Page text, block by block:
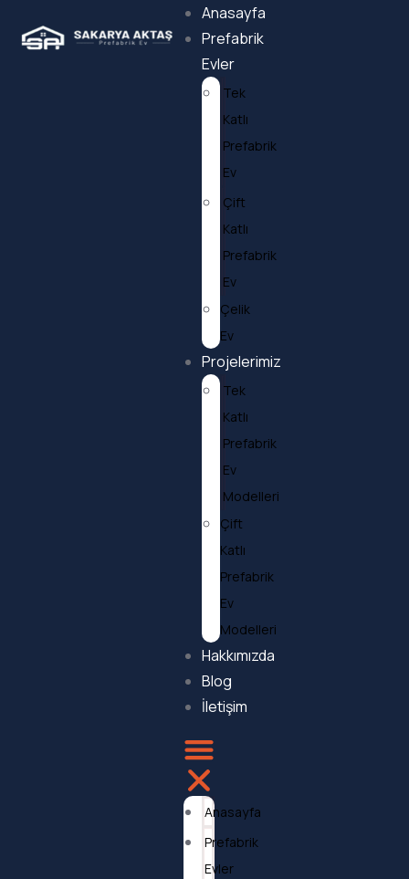
Anasayfa
Prefabrik
Evler
Tek
Katlı
Prefabrik
Ev
Çift
Katlı
Prefabrik
Ev
Çelik
Ev
Projelerimiz
Tek
Katlı
Prefabrik
Ev
Modelleri
Çift
Katlı
Prefabrik
Ev
Modelleri
Hakkımızda
Blog
İletişim
Anasayfa
Prefabrik
Evler